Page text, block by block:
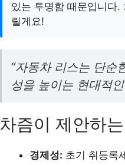
있는 투명함 때문입니다
릴게요!
“자동차 리스는 단순
성을 높이는 현대적
차즘이 제안하
경제성: 초기 취등록